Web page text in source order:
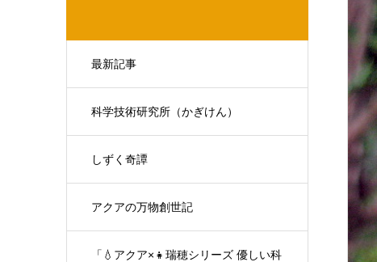
最新記事
科学技術研究所（かぎけん）
しずく奇譚
アクアの万物創世記
「💧アクア×👧瑞穂シリーズ 優しい科